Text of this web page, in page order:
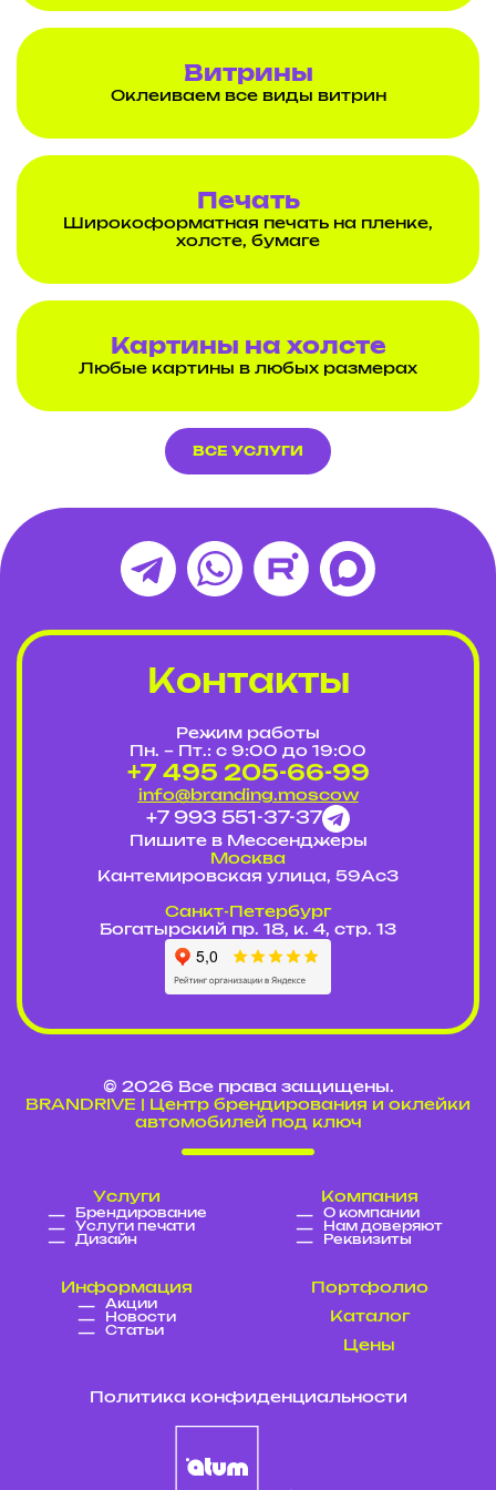
Витрины
Оклеиваем все виды витрин
Печать
Широкоформатная печать на пленке,
холсте, бумаге
Картины на холсте
Любые картины в любых размерах
ВСЕ УСЛУГИ
© 2026 Все права защищены.
BRANDRIVE | Центр брендирования и оклейки
автомобилей под ключ
Услуги
Брендирование
Услуги печати
Дизайн
Компания
О компании
Нам доверяют
Реквизиты
Информация
Акции
Новости
Статьи
Портфолио
Каталог
Цены
Политика конфиденциальности
Контакты
Режим работы
Пн. – Пт.: с 9:00 до 19:00
+7 495 205-66-99
info@branding.moscow
+7 993 551-37-37
Пишите в Мессенджеры
Москва
Кантемировская улица, 59Ас3
Cанкт-Петербург
Богатырский пр. 18, к. 4, стр. 13